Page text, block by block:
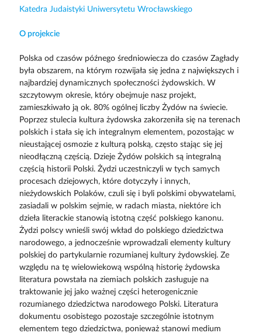
Katedra Judaistyki Uniwersytetu Wrocławskiego
O projekcie
Polska od czasów późnego średniowiecza do czasów Zagłady
była obszarem, na którym rozwijała się jedna z największych i
najbardziej dynamicznych społeczności żydowskich. W
szczytowym okresie, który obejmuje nasz projekt,
zamieszkiwało ją ok. 80% ogólnej liczby Żydów na świecie.
Poprzez stulecia kultura żydowska zakorzeniła się na terenach
polskich i stała się ich integralnym elementem, pozostając w
nieustającej osmozie z kulturą polską, często stając się jej
nieodłączną częścią. Dzieje Żydów polskich są integralną
częścią historii Polski. Żydzi uczestniczyli w tych samych
procesach dziejowych, które dotyczyły i innych,
nieżydowskich Polaków, czuli się i byli polskimi obywatelami,
zasiadali w polskim sejmie, w radach miasta, niektóre ich
dzieła literackie stanowią istotną część polskiego kanonu.
Żydzi polscy wnieśli swój wkład do polskiego dziedzictwa
narodowego, a jednocześnie wprowadzali elementy kultury
polskiej do partykularnie rozumianej kultury żydowskiej. Ze
względu na tę wielowiekową wspólną historię żydowska
literatura powstała na ziemiach polskich zasługuje na
traktowanie jej jako ważnej części heterogenicznie
rozumianego dziedzictwa narodowego Polski. Literatura
dokumentu osobistego pozostaje szczególnie istotnym
elementem tego dziedzictwa, ponieważ stanowi medium